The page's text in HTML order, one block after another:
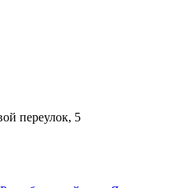
переулок, 5